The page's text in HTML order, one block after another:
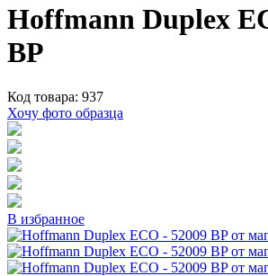
Hoffmann Duplex
BP
Код товара: 937
Хочу фото образца
В избранное